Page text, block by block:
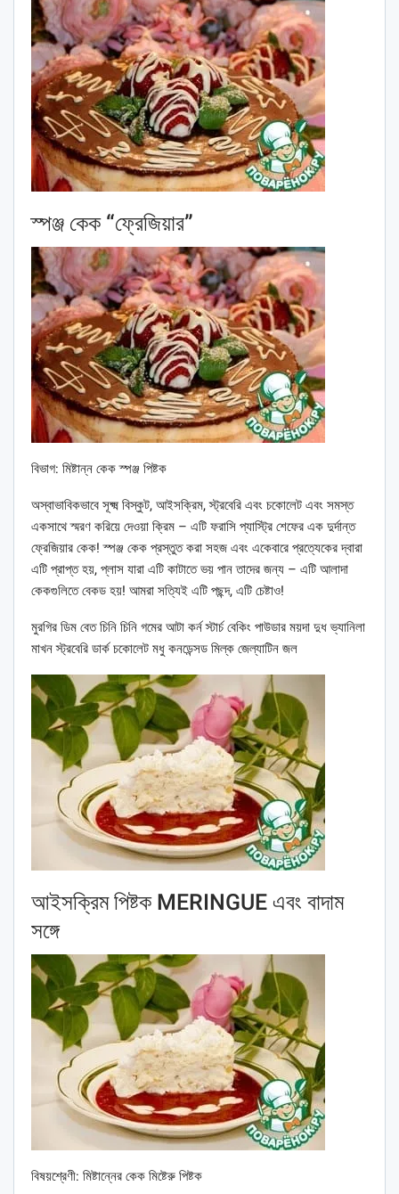
স্পঞ্জ কেক “ফ্রেজিয়ার”
বিভাগ: মিষ্টান্ন কেক স্পঞ্জ পিষ্টক
অস্বাভাবিকভাবে সূক্ষ্ম বিস্কুট, আইসক্রিম, স্ট্রবেরি এবং চকোলেট এবং সমস্ত
একসাথে স্মরণ করিয়ে দেওয়া ক্রিম – এটি ফরাসি প্যাস্ট্রি শেফের এক দুর্দান্ত
ফ্রেজিয়ার কেক! স্পঞ্জ কেক প্রস্তুত করা সহজ এবং একেবারে প্রত্যেকের দ্বারা
এটি প্রাপ্ত হয়, প্লাস যারা এটি কাটাতে ভয় পান তাদের জন্য – এটি আলাদা
কেকগুলিতে বেকড হয়! আমরা সত্যিই এটি পছন্দ, এটি চেষ্টাও!
মুরগির ডিম বেত চিনি চিনি গমের আটা কর্ন স্টার্চ বেকিং পাউডার ময়দা দুধ ভ্যানিলা
মাখন স্ট্রবেরি ডার্ক চকোলেট মধু কনডেন্সড মিল্ক জেল্যাটিন জল
আইসক্রিম পিষ্টক MERINGUE এবং বাদাম
সঙ্গে
বিষয়শ্রেণী: মিষ্টান্নের কেক মিষ্টেরু পিষ্টক